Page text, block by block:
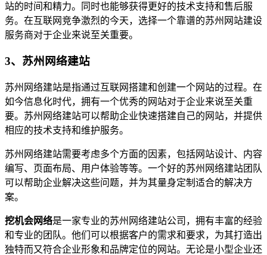
站的时间和精力。同时也能够获得更好的技术支持和售后服
务。在互联网竞争激烈的今天，选择一个靠谱的苏州网站建设
服务商对于企业来说至关重要。
3、苏州网络建站
苏州网络建站是指通过互联网搭建和创建一个网站的过程。在
如今信息化时代，拥有一个优秀的网站对于企业来说至关重
要。苏州网络建站可以帮助企业快速搭建自己的网站，并提供
相应的技术支持和维护服务。
苏州网络建站需要考虑多个方面的因素，包括网站设计、内容
编写、页面布局、用户体验等等。一个好的苏州网络建站团队
可以帮助企业解决这些问题，并为其量身定制适合的解决方
案。
挖机会网络是一家专业的苏州网络建站公司，拥有丰富的经验
和专业的团队。他们可以根据客户的需求和要求，为其打造出
独特而又符合企业形象和品牌定位的网站。无论是小型企业还